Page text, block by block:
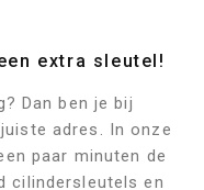
extra sleutel!
Dan ben je bij
adres. In onze
paar minuten de
cilindersleutels en